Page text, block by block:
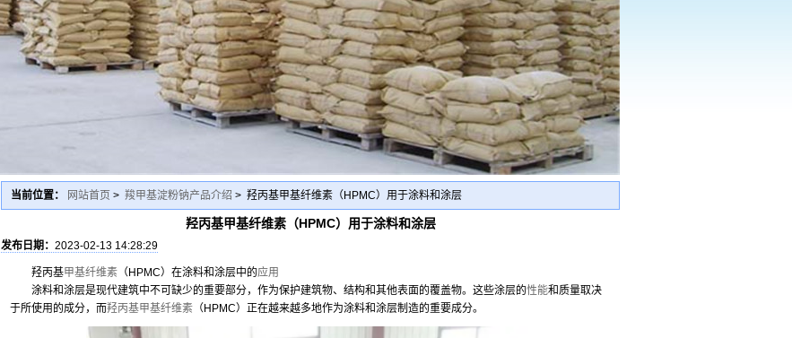
当前位置： 网站首页 > 羧甲基淀粉钠产品介绍 > 羟丙基甲基纤维素（HPMC）用于涂料和涂层
羟丙基甲基纤维素（HPMC）用于涂料和涂层
发布日期： 2023-02-13 14:28:29
羟丙基甲基纤维素 （HPMC）在涂料和涂层中的应用
涂料和涂层是现代建筑中不可缺少的重要部分，作为保护建筑物、结构和其他表面的覆盖物。这些涂层的性能和质量取决
于所使用的成分，而羟丙基甲基纤维素 （HPMC）正在越来越多地作为涂料和涂层制造的重要成分。